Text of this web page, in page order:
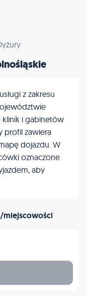
z zakresu
klinik i gabinetów
profil zawiera
dojazdu. W
oznaczone
aby
miejscowości